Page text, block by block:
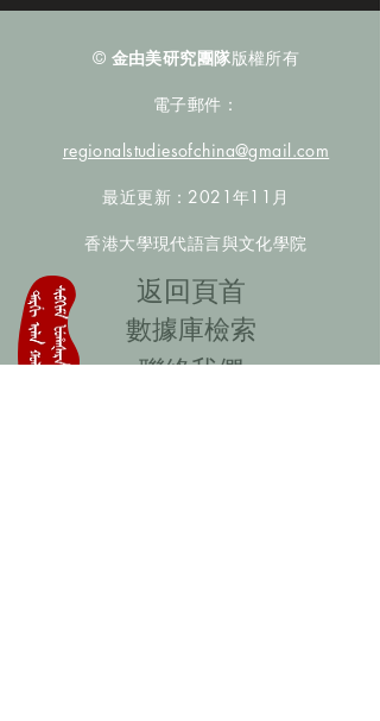
© 金由美研究團隊版權所有
電子郵件：
regionalstudiesofchina@gmail.com
最近更新：2021年11月
香港大學現代語言與文化學院
​返回頁首
數據庫檢索
聯絡我們